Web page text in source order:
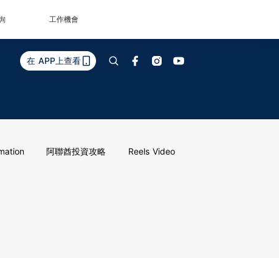
工作機會
在 APP上查看
阿聯酋投資攻略 Reels Video